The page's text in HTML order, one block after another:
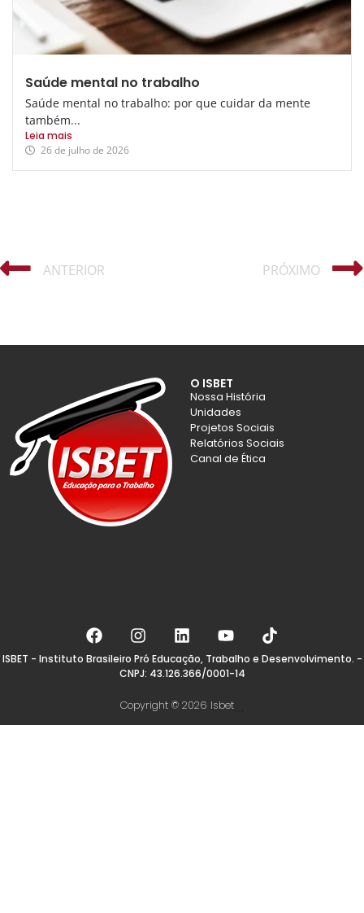
Saúde mental no trabalho
Saúde mental no trabalho: por que cuidar da mente
também...
Leia mais
26 de julho de 2026
ANTERIOR PRÓXIMO
O ISBET
Nossa História
Unidades
Projetos Sociais
Relatórios Sociais
Canal de Ética
ISBET - Instituto Brasileiro Pró Educação, Trabalho e Desenvolvimento. -
CNPJ: 43.126.366/0001-14
Copyright © 2026 Isbet